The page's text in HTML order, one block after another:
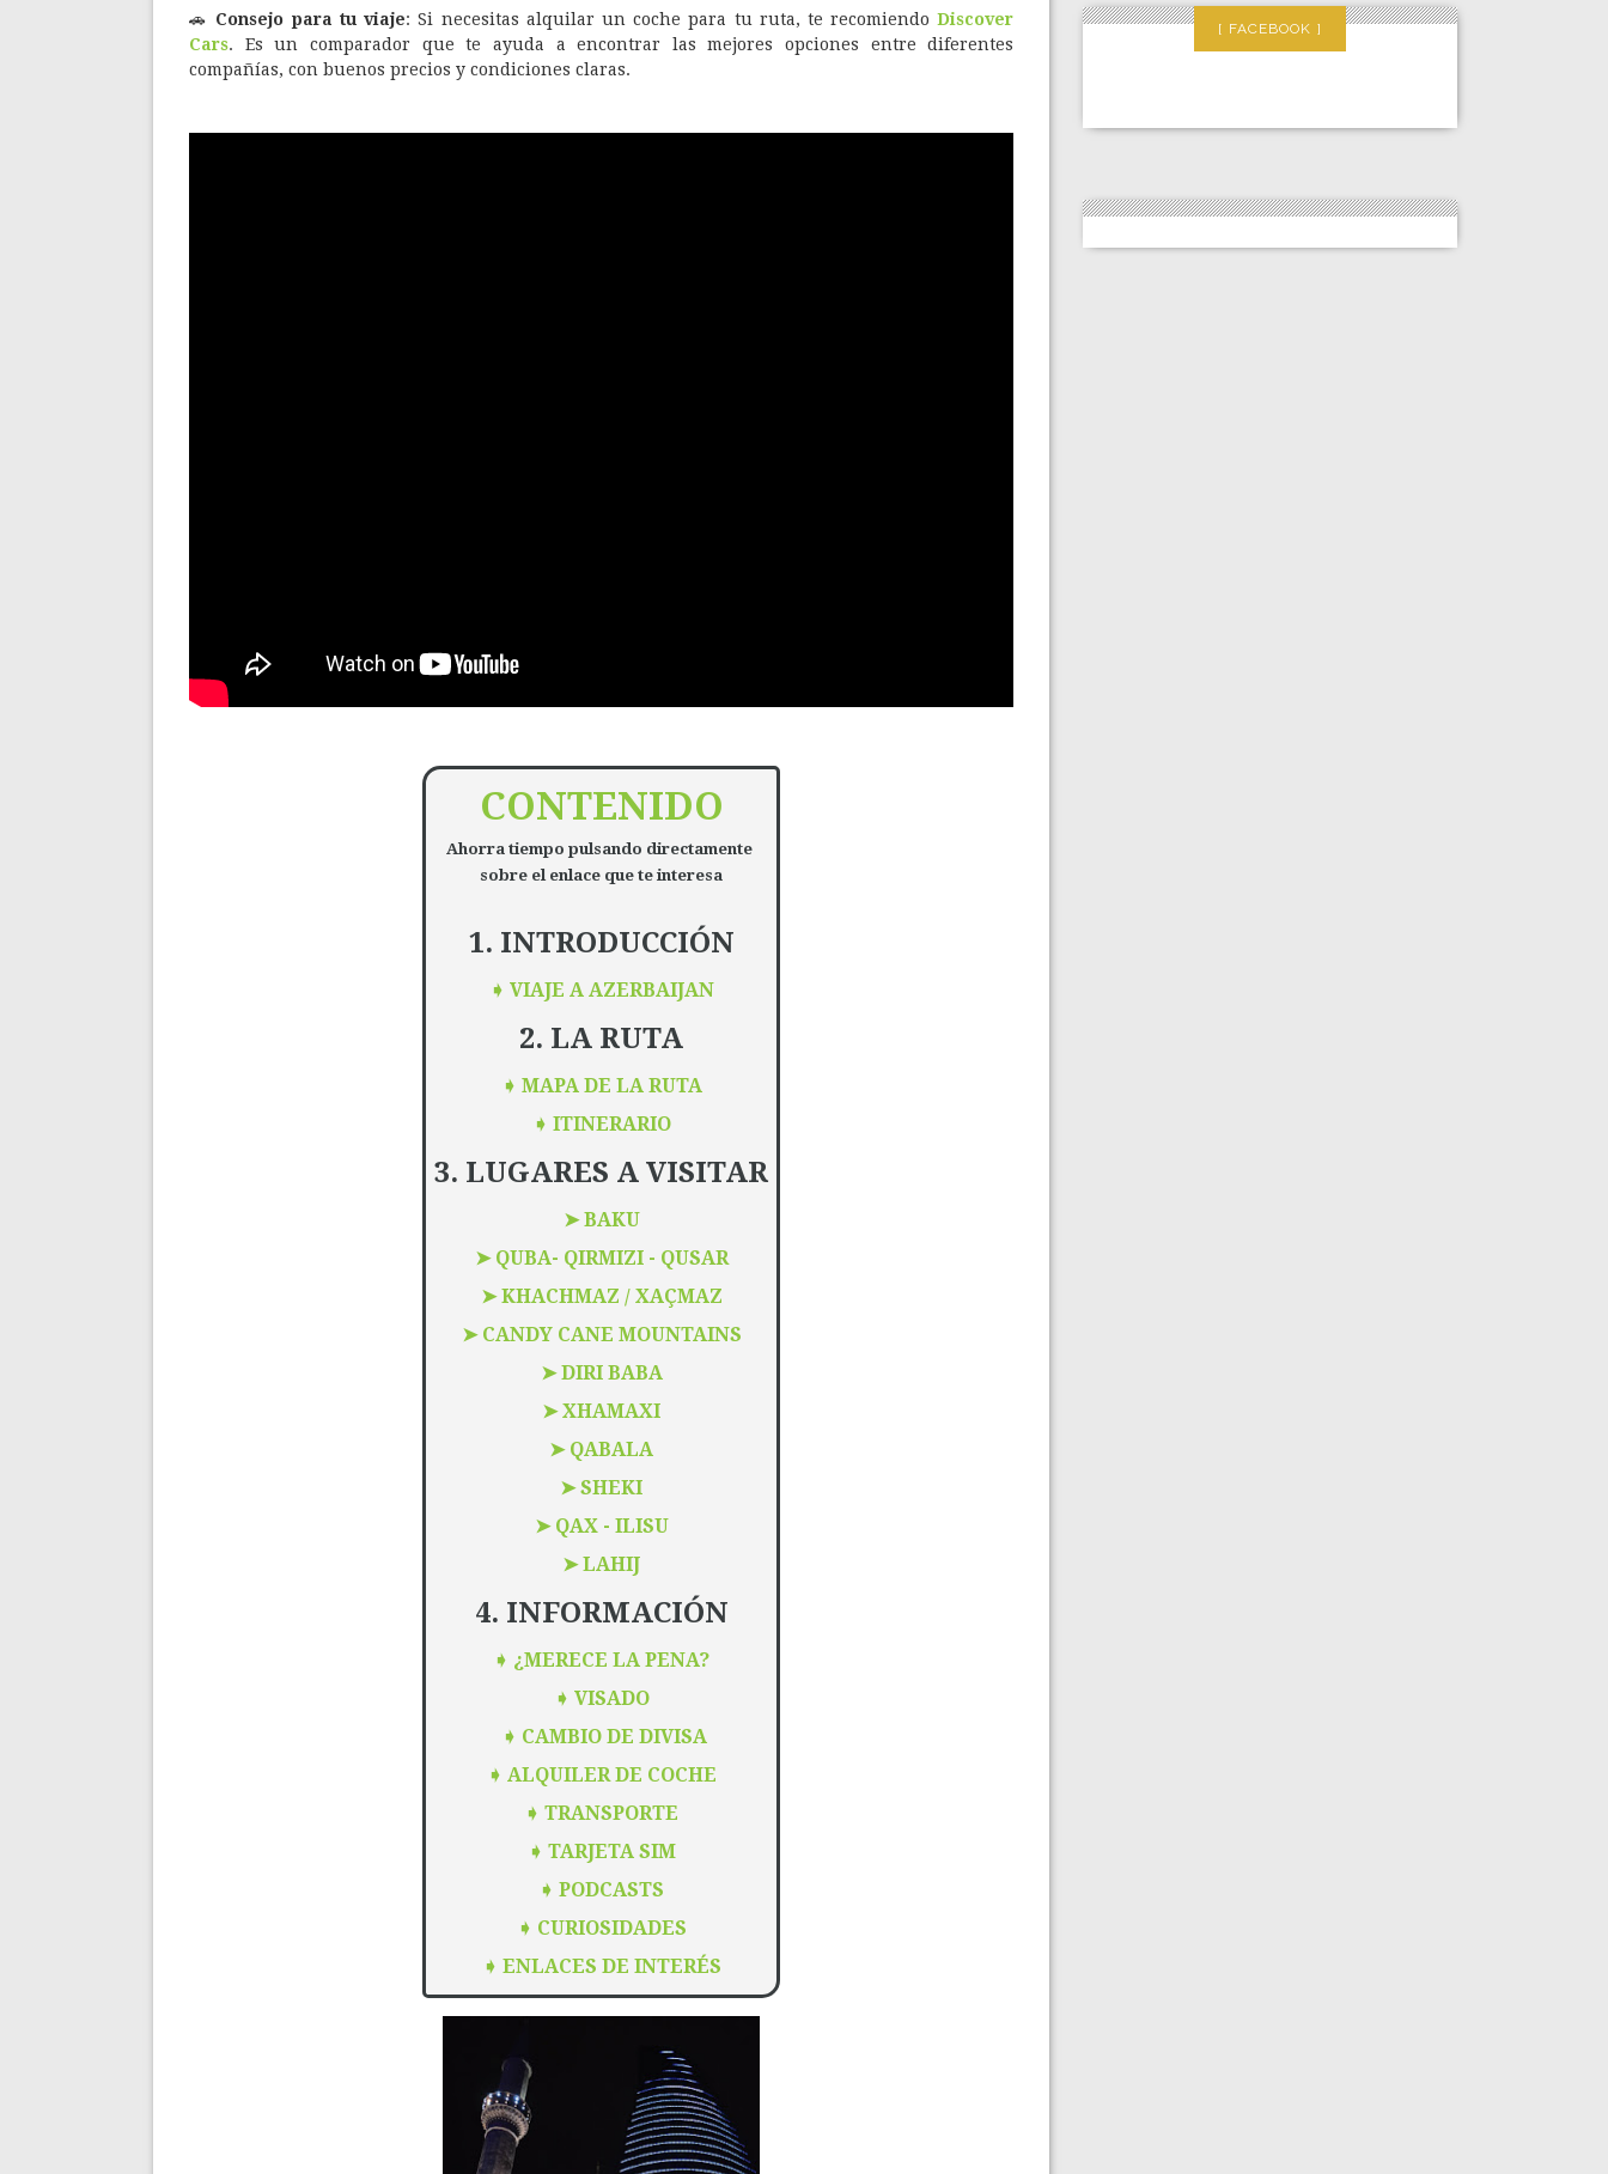
🚗 Consejo para tu viaje: Si necesitas alquilar un coche para tu ruta, te recomiendoDiscover
Cars. Es un comparador que te ayuda a encontrar las mejores opciones entre diferentes
compañías, con buenos precios y condiciones claras.
CONTENIDO
Ahorra tiempo pulsando directamente
sobre el enlace que te interesa
1. INTRODUCCIÓN
➧ VIAJE A AZERBAIJAN
2. LA RUTA
➧ MAPA DE LA RUTA
➧ ITINERARIO
3. LUGARES A VISITAR
➤BAKU
➤ QUBA- QIRMIZI - QUSAR
➤KHACHMAZ / XAÇMAZ
➤ CANDY CANE MOUNTAINS
➤DIRI BABA
➤XHAMAXI
➤ QABALA
➤SHEKI
➤ QAX - ILISU
➤LAHIJ
4. INFORMACIÓN
➧ ¿MERECE LA PENA?
➧ VISADO
➧ CAMBIO DE DIVISA
➧ ALQUILER DE COCHE
➧TRANSPORTE
➧ TARJETA SIM
➧PODCASTS
➧ CURIOSIDADES
➧ ENLACES DE INTERÉS
FACEBOOK